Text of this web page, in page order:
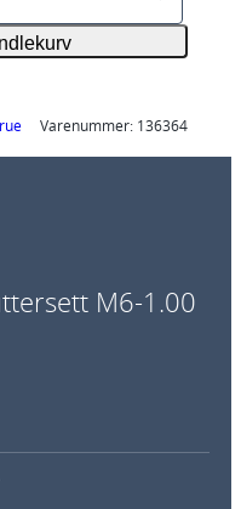
Varenummer: 136364
M6-1.00